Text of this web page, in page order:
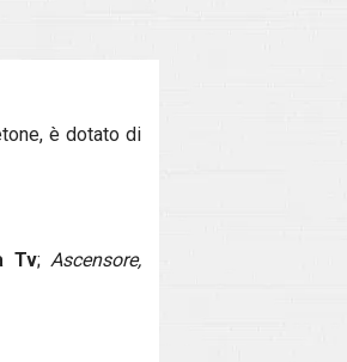
è dotato di
Tv;Ascensore,